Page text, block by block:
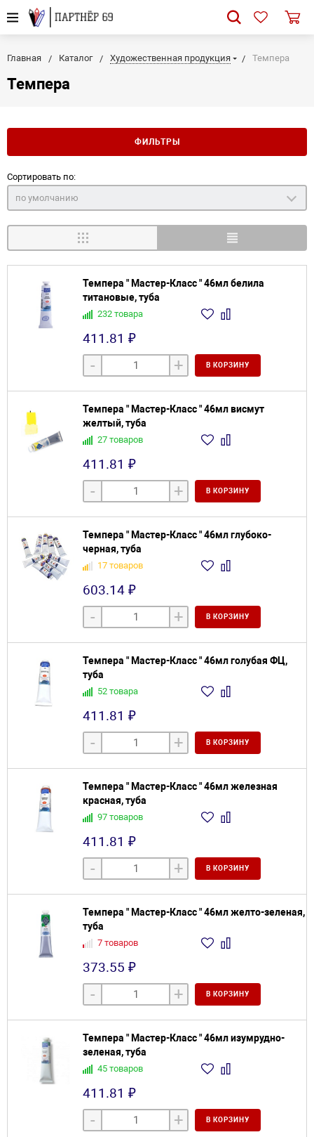
Главная Каталог Художественная продукция Темпера
Темпера
ФИЛЬТРЫ
Сортировать по:
по умолчанию
Темпера " Мастер-Класс " 46мл белила
титановые, туба
232 товара
411.81 ₽
- + В КОРЗИНУ
Темпера " Мастер-Класс " 46мл висмут
желтый, туба
27 товаров
411.81 ₽
- + В КОРЗИНУ
Темпера " Мастер-Класс " 46мл глубоко-
черная, туба
17 товаров
603.14 ₽
- + В КОРЗИНУ
Темпера " Мастер-Класс " 46мл голубая ФЦ,
туба
52 товара
411.81 ₽
- + В КОРЗИНУ
Темпера " Мастер-Класс " 46мл железная
красная, туба
97 товаров
411.81 ₽
- + В КОРЗИНУ
Темпера " Мастер-Класс " 46мл желто-зеленая,
туба
7 товаров
373.55 ₽
- + В КОРЗИНУ
Темпера " Мастер-Класс " 46мл изумрудно-
зеленая, туба
45 товаров
411.81 ₽
- + В КОРЗИНУ